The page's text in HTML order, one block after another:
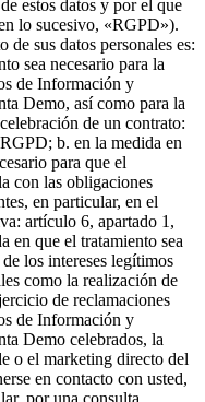
estos datos y por el que
lo sucesivo, «RGPD»).
de sus datos personales es:
sea necesario para la
de Información y
Demo, así como para la
de un contrato:
b. en la medida en
para que el
con las obligaciones
en particular, en el
artículo 6, apartado 1,
en que el tratamiento sea
los intereses legítimos
como la realización de
de reclamaciones
de Información y
Demo celebrados, la
o el marketing directo del
en contacto con usted,
por una consulta